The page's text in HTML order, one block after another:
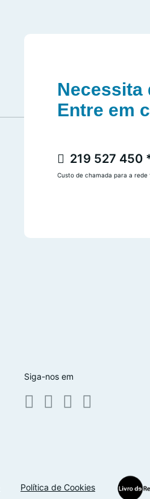
Necessita
Entre em
219 527 450
Custo de chamada para a rede
Siga-nos em
Política de Cookies